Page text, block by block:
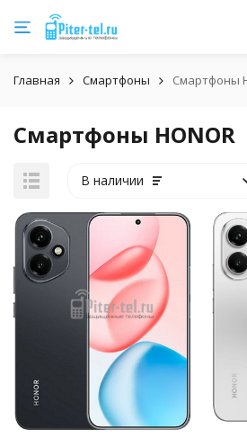
Главная Смартфоны Смартфоны
Смартфоны HONOR
В наличии